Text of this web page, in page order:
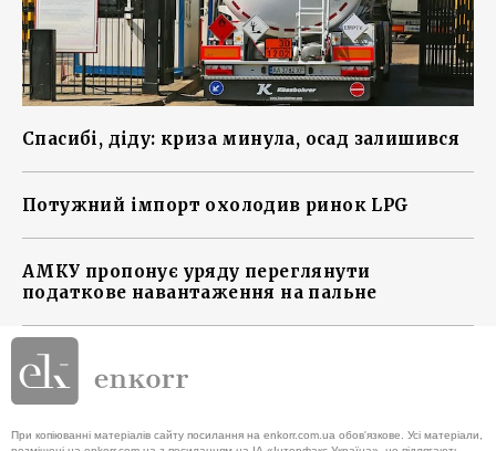
Спасибі, діду: криза минула, осад залишився
Потужний імпорт охолодив ринок LPG
АМКУ пропонує уряду переглянути
податкове навантаження на пальне
При копіюванні матеріалів сайту посилання на enkorr.com.ua обов'язкове. Усі матеріали,